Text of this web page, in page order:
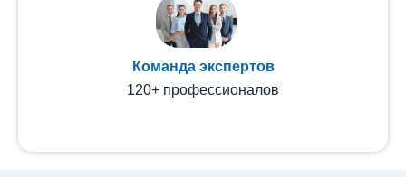
Команда экспертов
120+ профессионалов